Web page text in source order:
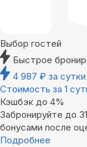
Выбор гостей
Быстрое
4 987 ₽ за сутки
Стоимость за 1
Кэшбэк до 4%
Забронируйте до
бонусами после
Подробнее